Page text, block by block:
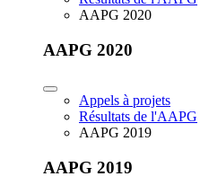
AAPG 2020
AAPG 2020
Appels à projets
Résultats de l'AAPG
AAPG 2019
AAPG 2019